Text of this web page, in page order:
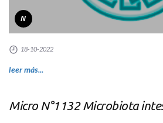
N
18-10-2022
leer más...
Micro N°1132 Microbiota